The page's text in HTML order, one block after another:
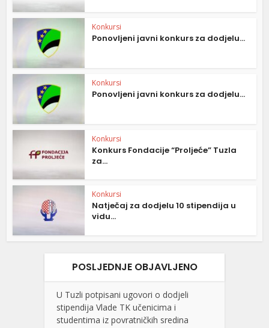
Konkursi
Ponovljeni javni konkurs za dodjelu...
Konkursi
Ponovljeni javni konkurs za dodjelu...
Konkursi
Konkurs Fondacije “Proljeće” Tuzla
za...
Konkursi
Natječaj za dodjelu 10 stipendija u
vidu...
POSLJEDNJE OBJAVLJENO
U Tuzli potpisani ugovori o dodjeli
stipendija Vlade TK učenicima i
studentima iz povratničkih sredina